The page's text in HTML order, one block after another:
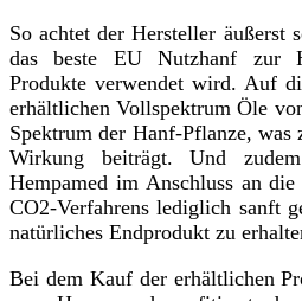
So achtet der Hersteller äußerst
das beste EU Nutzhanf zur
Produkte verwendet wird. Auf
erhältlichen Vollspektrum Öle
Spektrum der Hanf-Pflanze, was
Wirkung beiträgt. Und
Hempamed im Anschluss an
CO2-Verfahrens lediglich sanft
natürliches Endprodukt zu
Bei dem Kauf der erhältlichen